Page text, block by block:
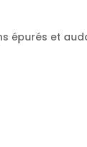
épurés et